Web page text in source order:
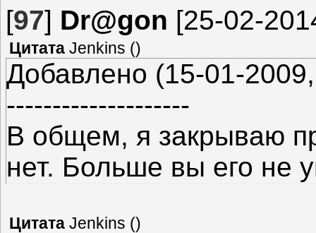
[97] Dr@gon [25-02-
Цитата Jenkins ()
Добавлено (15-01-
--------------------
В общем, я закрываю
нет. Больше вы его не
Цитата Jenkins ()